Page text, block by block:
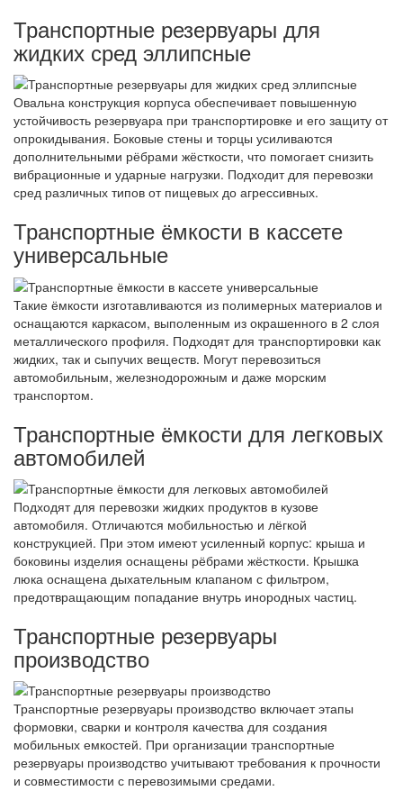
Транспортные резервуары для
жидких сред эллипсные
Овальна конструкция корпуса обеспечивает повышенную
устойчивость резервуара при транспортировке и его защиту от
опрокидывания. Боковые стены и торцы усиливаются
дополнительными рёбрами жёсткости, что помогает снизить
вибрационные и ударные нагрузки. Подходит для перевозки
сред различных типов от пищевых до агрессивных.
Транспортные ёмкости в кассете
универсальные
Такие ёмкости изготавливаются из полимерных материалов и
оснащаются каркасом, выполенным из окрашенного в 2 слоя
металлического профиля. Подходят для транспортировки как
жидких, так и сыпучих веществ. Могут перевозиться
автомобильным, железнодорожным и даже морским
транспортом.
Транспортные ёмкости для легковых
автомобилей
Подходят для перевозки жидких продуктов в кузове
автомобиля. Отличаются мобильностью и лёгкой
конструкцией. При этом имеют усиленный корпус: крыша и
боковины изделия оснащены рёбрами жёсткости. Крышка
люка оснащена дыхательным клапаном с фильтром,
предотвращающим попадание внутрь инородных частиц.
Транспортные резервуары
производство
Транспортные резервуары производство включает этапы
формовки, сварки и контроля качества для создания
мобильных емкостей. При организации транспортные
резервуары производство учитывают требования к прочности
и совместимости с перевозимыми средами.